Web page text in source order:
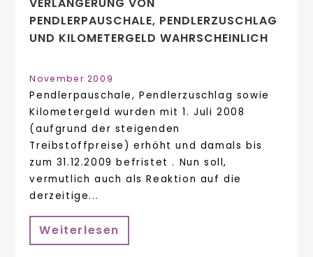
PENDLERPAUSCHALE, PENDLERZUSCHLAG
UND KILOMETERGELD WAHRSCHEINLICH
November 2009
Pendlerpauschale, Pendlerzuschlag sowie
Kilometergeld wurden mit 1. Juli 2008
(aufgrund der steigenden
Treibstoffpreise) erhöht und damals bis
zum 31.12.2009 befristet . Nun soll,
vermutlich auch als Reaktion auf die
derzeitige...
Weiterlesen